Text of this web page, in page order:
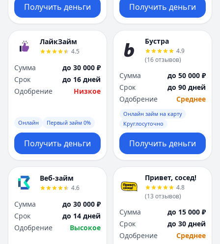
Получить деньги Получить деньги
ЛайкЗайм
4.5
Сумма
до 30 000 ₽
Срок
до 16 дней
Одобрение
Низкое
Онлайн Первый займ 0%
Получить деньги
Бустра
4.9
(16отзывов)
Сумма
до 50 000 ₽
Срок
до 90 дней
Одобрение
Среднее
Онлайн займ на карту
Круглосуточно
Получить деньги
Веб-займ
4.6
Сумма
до 30 000 ₽
Срок
до 14 дней
Одобрение
Высокое
Привет, сосед!
4.8
(13 отзывов)
Сумма
до 15 000 ₽
Срок
до 30 дней
Одобрение
Среднее